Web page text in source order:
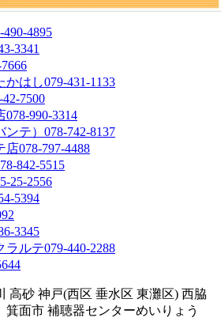
490-4895
3341
かはし079-431-1133
42-7500
078-990-3314
テ） 078-742-8137
店078-797-4488
842-5515
25-2556
5394
3345
ラルテ079-440-2288
高砂 神戸(西区 垂水区 東灘区) 西脇
箕面市 補聴器センターめいりょう